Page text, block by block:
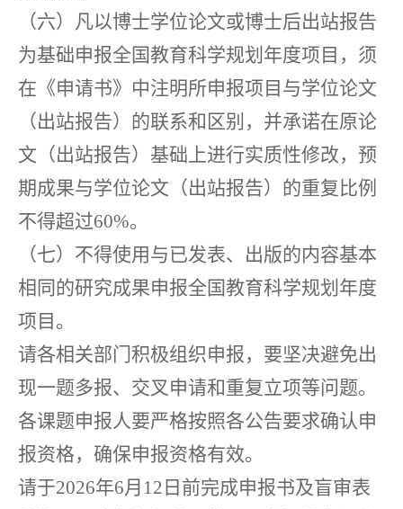
（六）凡以博士学位论文或博士后出站报告
为基础申报全国教育科学规划年度项目，须
在《申请书》中注明所申报项目与学位论文
（出站报告）的联系和区别，并承诺在原论
文（出站报告）基础上进行实质性修改，预
期成果与学位论文（出站报告）的重复比例
不得超过60%。
（七）不得使用与已发表、出版的内容基本
相同的研究成果申报全国教育科学规划年度
项目。
请各相关部门积极组织申报，要坚决避免出
现一题多报、交叉申请和重复立项等问题。
各课题申报人要严格按照各公告要求确认申
报资格，确保申报资格有效。
请于2026年6月12日前完成申报书及盲审表